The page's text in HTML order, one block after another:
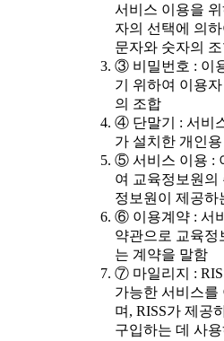
서비스 이용을
자의 선택에 의
문자와 숫자의
③ 비밀번호 : 이
기 위하여 이용
의 조합
④ 단말기 : 서비
가 설치한 개인
⑤ 서비스 이용 :
여 교육정보원의
정보원이 제공하
⑥ 이용계약 : 서
약관으로 교육정
는 계약을 말함
⑦ 마일리지 :
가능한 서비스를
며, RISS가 제공
구입하는 데 사